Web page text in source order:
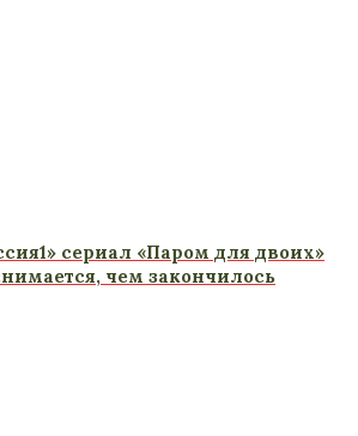
сериал «Паром для двоих»
чем закончилось